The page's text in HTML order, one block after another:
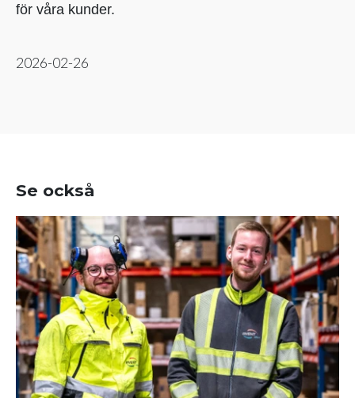
för våra kunder.
2026-02-26
Se också